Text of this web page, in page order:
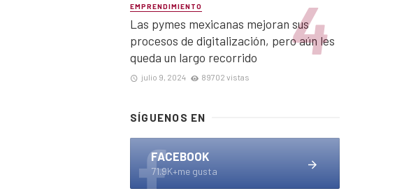
EMPRENDIMIENTO
Las pymes mexicanas mejoran sus
procesos de digitalización, pero aún les
queda un largo recorrido
julio 9, 2024 89702 vistas
SÍGUENOS EN
FACEBOOK
71.9K+me gusta